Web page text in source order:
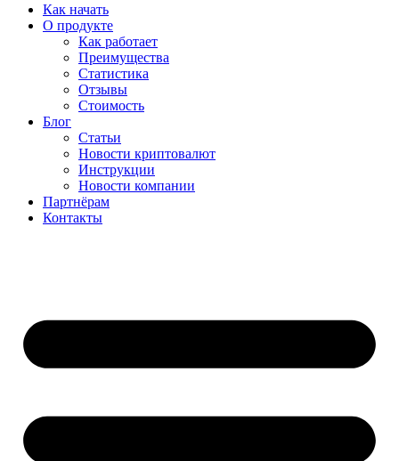
Как начать
О продукте
Как работает
Преимущества
Статистика
Отзывы
Стоимость
Блог
Статьи
Новости криптовалют
Инструкции
Новости компании
Партнёрам
Контакты